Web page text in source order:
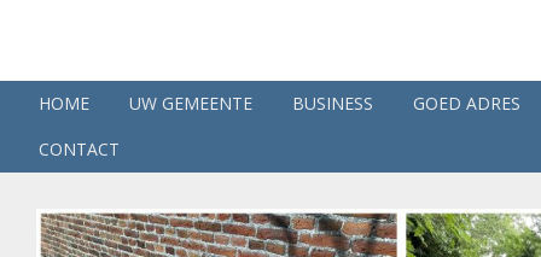
HOME UW GEMEENTE BUSINESS
GOED ADRES
CONTACT